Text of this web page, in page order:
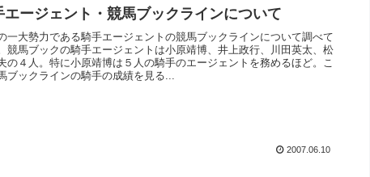
エージェント・競馬ブックラインについて
一大勢力である騎手エージェントの競馬ブックラインについて調べて
競馬ブックの騎手エージェントは小原靖博、井上政行、川田英太、松
の４人。特に小原靖博は５人の騎手のエージェントを務めるほど。こ
ブックラインの騎手の成績を見る...
2007.06.10